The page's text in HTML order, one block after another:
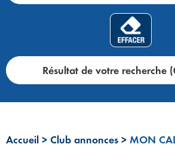
Résultat de votre recherche
Accueil > Club annonces > MON